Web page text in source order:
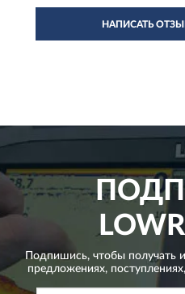
НАПИСАТЬ
Подпишись, чтобы получать
предложениях,